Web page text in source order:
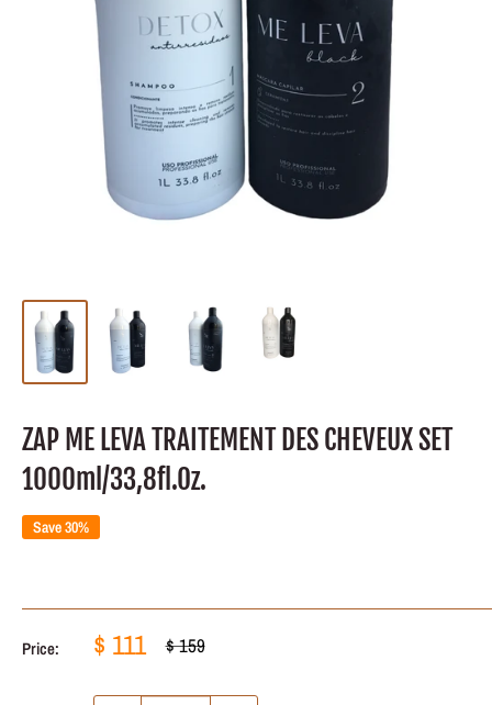
ZAP ME LEVA TRAITEMENT DES CHEVEUX SET
1000ml/33,8fl.Oz.
Save 30%
Price: Sale
$ 111 Regular
$ 159